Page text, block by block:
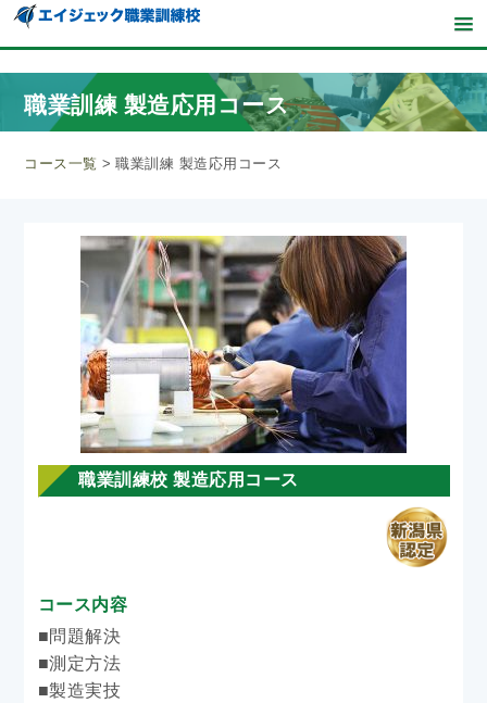
職業訓練 製造応用コース
コース一覧 > 職業訓練 製造応用コース
職業訓練校 製造応用コース
コース内容
■問題解決
■測定方法
■製造実技